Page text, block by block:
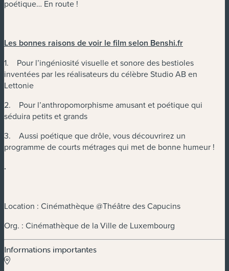
poétique… En route !
Les bonnes raisons de voir le film selon Benshi.fr
1. Pour l’ingéniosité visuelle et sonore des bestioles
inventées par les réalisateurs du célèbre Studio AB en
Lettonie
2. Pour l’anthropomorphisme amusant et poétique qui
séduira petits et grands
3. Aussi poétique que drôle, vous découvrirez un
programme de courts métrages qui met de bonne humeur !
.
Location : Cinémathèque @Théâtre des Capucins
Org. : Cinémathèque de la Ville de Luxembourg
Informations importantes